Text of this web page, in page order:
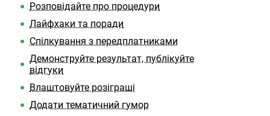
Розповідайте про процедури
Лайфхаки та поради
Спілкування з передплатниками
Демонструйте результат, публікуйте
відгуки
Влаштовуйте розіграші
Додати тематичний гумор